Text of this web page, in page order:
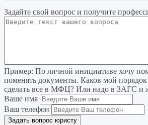
Задайте свой вопрос и получите
Пример: По личной инициативе хочу
поменять документы. Каков мой
сделать все в МФЦ? Или надо в ЗАГС и
Ваше имя
Ваш телефон